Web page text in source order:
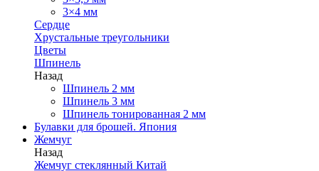
3×4 мм
Сердце
Хрустальные треугольники
Цветы
Шпинель
Назад
Шпинель 2 мм
Шпинель 3 мм
Шпинель тонированная 2 мм
Булавки для брошей. Япония
Жемчуг
Назад
Жемчуг стеклянный Китай